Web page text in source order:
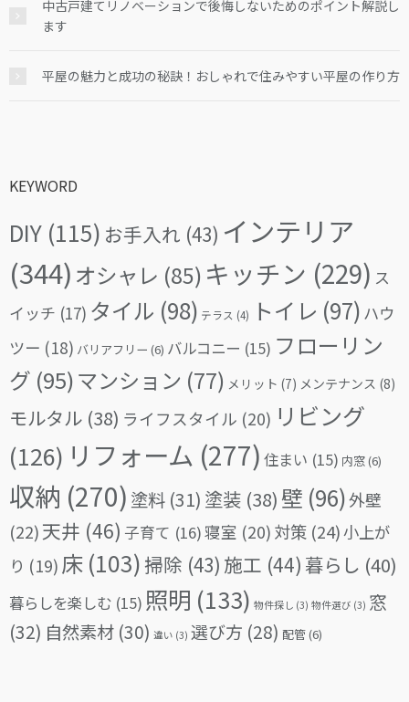
中古戸建てリノベーションで後悔しないためのポイント解説し
ます
平屋の魅力と成功の秘訣！おしゃれで住みやすい平屋の作り方
KEYWORD
DIY (115) お手入れ (43) インテリア
(344) オシャレ (85) キッチン (229) ス
イッチ (17) タイル (98) テラス (4) トイレ (97) ハウ
ツー (18) バリアフリー (6) バルコニー (15) フローリン
グ (95)マンション (77) メリット (7) メンテナンス (8)
モルタル (38) ライフスタイル (20) リビング
(126) リフォーム (277) 住まい (15) 内窓(6)
収納 (270) 塗料 (31) 塗装 (38) 壁 (96)外壁
(22)天井 (46) 子育て (16)寝室 (20) 対策 (24)小上が
り (19) 床 (103)掃除 (43) 施工 (44) 暮らし (40)
暮らしを楽しむ (15) 照明 (133) 物件探し (3) 物件選び (3) 窓
(32) 自然素材 (30) 違い (3) 選び方 (28) 配管(6)